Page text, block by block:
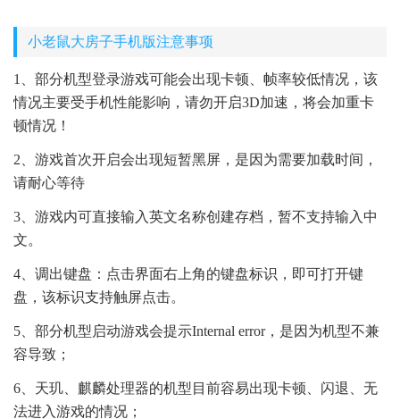
小老鼠大房子手机版注意事项
1、部分机型登录游戏可能会出现卡顿、帧率较低情况，该
情况主要受手机性能影响，请勿开启3D加速，将会加重卡
顿情况！
2、游戏首次开启会出现短暂黑屏，是因为需要加载时间，
请耐心等待
3、游戏内可直接输入英文名称创建存档，暂不支持输入中
文。
4、调出键盘：点击界面右上角的键盘标识，即可打开键
盘，该标识支持触屏点击。
5、部分机型启动游戏会提示Internal error，是因为机型不兼
容导致；
6、天玑、麒麟处理器的机型目前容易出现卡顿、闪退、无
法进入游戏的情况；